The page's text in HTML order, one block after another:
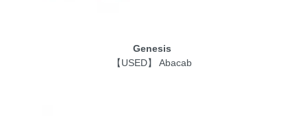
Genesis
【USED】 Abacab